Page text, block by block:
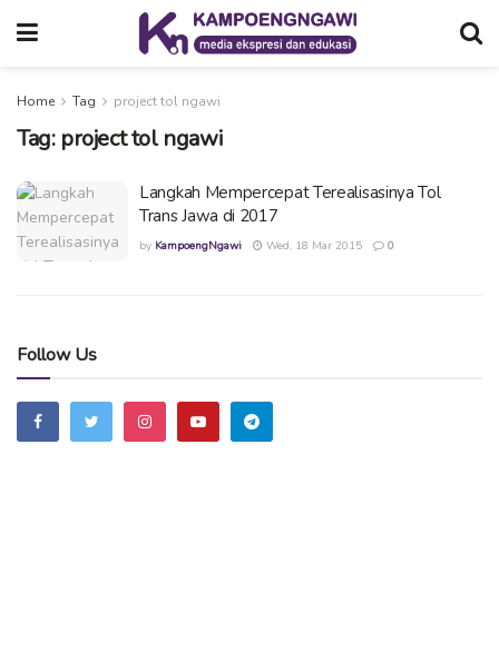
Home Tag project tol ngawi
Tag: project tol ngawi
Langkah Mempercepat Terealisasinya Tol
Trans Jawa di 2017
by KampoengNgawi Wed, 18 Mar 2015 0
Follow Us